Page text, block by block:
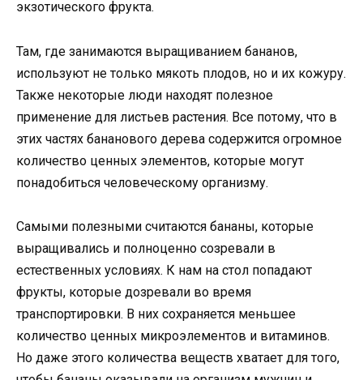
экзотического фрукта.
Там, где занимаются выращиванием бананов,
используют не только мякоть плодов, но и их кожуру.
Также некоторые люди находят полезное
применение для листьев растения. Все потому, что в
этих частях бананового дерева содержится огромное
количество ценных элементов, которые могут
понадобиться человеческому организму.
Самыми полезными считаются бананы, которые
выращивались и полноценно созревали в
естественных условиях. К нам на стол попадают
фрукты, которые дозревали во время
транспортировки. В них сохраняется меньшее
количество ценных микроэлементов и витаминов.
Но даже этого количества веществ хватает для того,